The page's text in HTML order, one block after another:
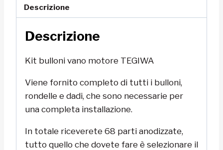
Descrizione
Descrizione
Kit bulloni vano motore TEGIWA
Viene fornito completo di tutti i bulloni,
rondelle e dadi, che sono necessarie per
una completa installazione.
In totale riceverete 68 parti anodizzate,
tutto quello che dovete fare è selezionare il